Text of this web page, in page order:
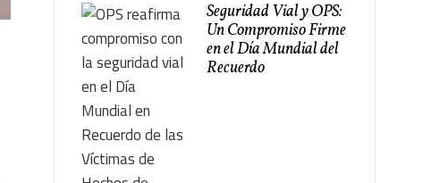
Seguridad Vial y OPS:
Un Compromiso Firme
en el Día Mundial del
Recuerdo